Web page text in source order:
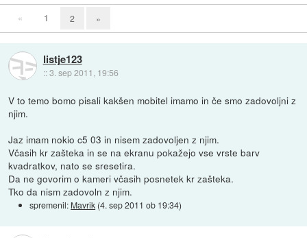
« 1 2 »
listje123
::3. sep 2011, 19:56
V to temo bomo pisali kakšen mobitel imamo in če smo zadovoljni z
njim.
Jaz imam nokio c5 03 in nisem zadovoljen z njim.
Včasih kr zašteka in se na ekranu pokažejo vse vrste barv
kvadratkov, nato se sresetira.
Da ne govorim o kameri včasih posnetek kr zašteka.
Tko da nism zadovoln z njim.
spremenil: Mavrik (4. sep 2011 ob 19:34)